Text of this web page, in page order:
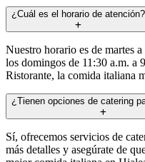
¿Cuál es el horario de atención?
Nuestro horario es de martes
los domingos de 11:30 a.m. a
Ristorante, la comida italiana
¿Tienen opciones de catering
Sí, ofrecemos servicios de
más detalles y asegúrate de